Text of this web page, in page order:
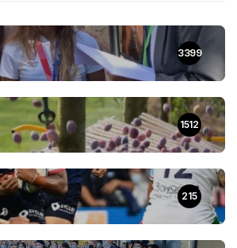
3399
1512
215